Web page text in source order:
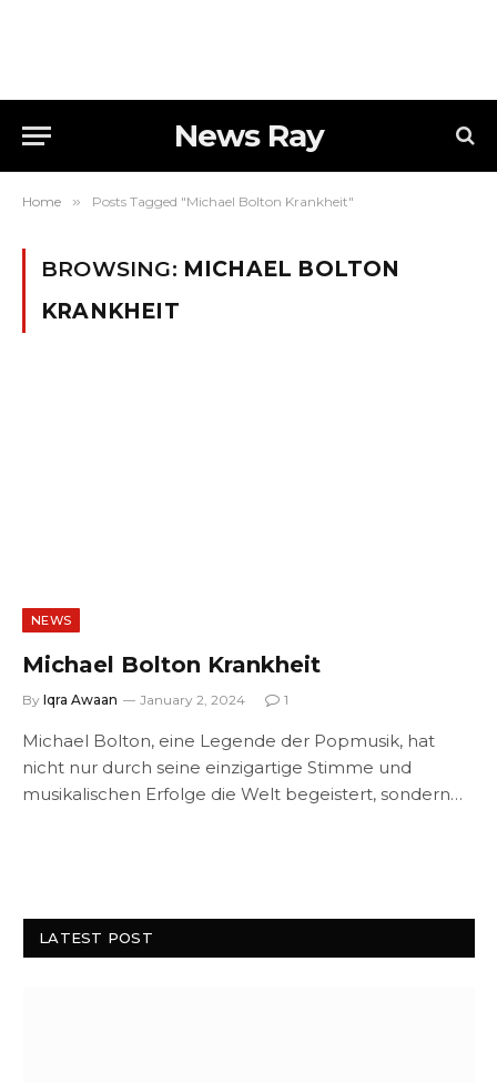
News Ray
Home » Posts Tagged "Michael Bolton Krankheit"
BROWSING: MICHAEL BOLTON
KRANKHEIT
NEWS
Michael Bolton Krankheit
By Iqra Awaan January 2, 2024 1
Michael Bolton, eine Legende der Popmusik, hat
nicht nur durch seine einzigartige Stimme und
musikalischen Erfolge die Welt begeistert, sondern…
LATEST POST